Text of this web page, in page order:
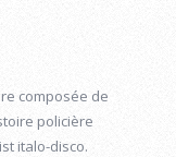
composée de
policière
italo-disco.